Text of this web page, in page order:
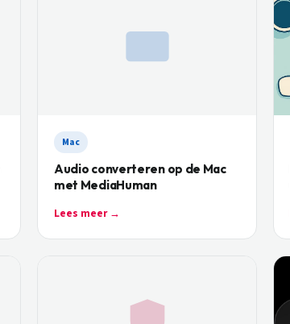
Mac
Audio converteren op de Mac
met MediaHuman
Lees meer →